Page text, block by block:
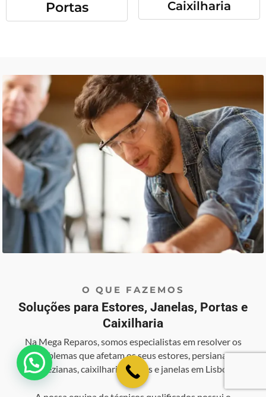
Portas
Caixilharia
O QUE FAZEMOS
Soluções para Estores, Janelas, Portas e
Caixilharia
Na Mega Reparos, somos especialistas em resolver os
problemas que afetam os seus estores, persianas,
venezianas, caixilharia, portas e janelas em Lisboa.
💬 Como podemos ajudar?